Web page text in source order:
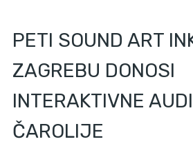
PETI SOUND ART
ZAGREBU DONOSI
INTERAKTIVNE
ČAROLIJE